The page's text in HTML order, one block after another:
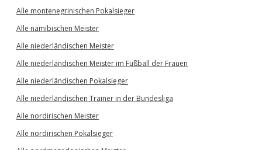
Alle montenegrinischen Pokalsieger
Alle namibischen Meister
Alle niederländischen Meister
Alle niederländischen Meister im Fußball der Frauen
Alle niederländischen Pokalsieger
Alle niederländischen Trainer in der Bundesliga
Alle nordirischen Meister
Alle nordirischen Pokalsieger